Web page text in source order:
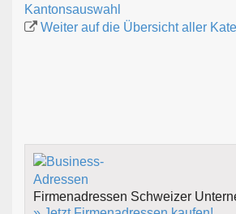
Kantonsauswahl
Weiter auf die Übersicht aller
Firmenadressen Schweizer